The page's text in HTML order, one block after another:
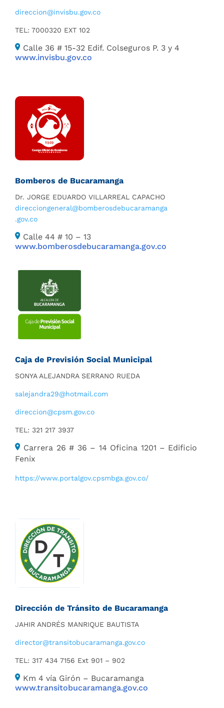
direccion@invisbu.gov.co
TEL: 7000320 EXT 102
Calle 36 # 15-32 Edif. Colseguros P. 3 y 4
www.invisbu.gov.co
Bomberos de Bucaramanga
Dr. JORGE EDUARDO VILLARREAL CAPACHO
direcciongeneral@bomberosdebucaramanga
.gov.co
Calle 44 # 10 – 13
www.bomberosdebucaramanga.gov.co
Caja de Previsión Social Municipal
SONYA ALEJANDRA SERRANO RUEDA
salejandra29@hotmail.com
direccion@cpsm.gov.co
TEL: 321 217 3937
Carrera 26 # 36 – 14 Oficina 1201 – Edificio
Fenix
https://www.portalgov.cpsmbga.gov.co/
Dirección de Tránsito de Bucaramanga
JAHIR ANDRÉS MANRIQUE BAUTISTA
director@transitobucaramanga.gov.co
TEL: 317 434 7156 Ext 901 – 902
Km 4 vía Girón – Bucaramanga
www.transitobucaramanga.gov.co